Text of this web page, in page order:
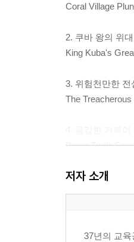
Coral Village
2. 쿠바 왕의 위
King Kuba's
3. 위험천만한 전
The
Brave Turtle
5. 휘감기는 거대
The Tangling
The Venomous
저자 소개
37년의 교